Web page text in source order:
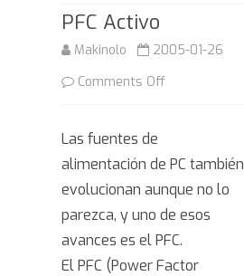
PFC Activo
Makinolo
2005-01-26
Comments Offon
Las fuentes de
alimentación de PC también
evolucionan aunque no lo
parezca, y uno de esos
avances es el PFC.
El PFC (Power Factor